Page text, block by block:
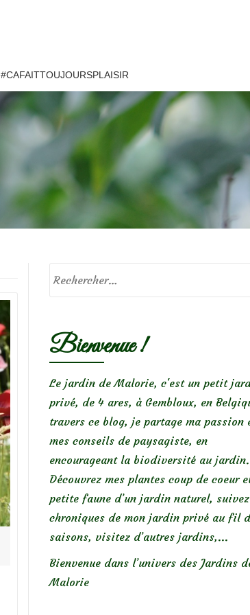
#CAFAITTOUJOURSPLAISIR
Bienvenue !
Le jardin de Malorie, c'est un petit
privé, de 4 ares, à Gembloux, en
travers ce blog, je partage ma passion
mes conseils de paysagiste, en
encourageant la biodiversité au jardin.
Découvrez mes plantes coup de coeur
petite faune d’un jardin naturel,
chroniques de mon jardin privé au fil
saisons, visitez d’autres jardins,...
Bienvenue dans l’univers des Jardins
Malorie